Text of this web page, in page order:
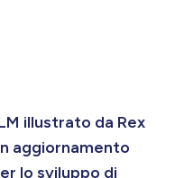
illustrato da Rex
aggiornamento
lo sviluppo di